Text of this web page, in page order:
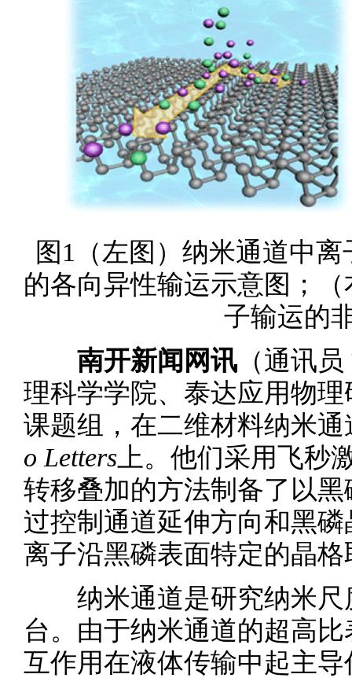
图1（左图）纳米通道中
的各向异性输运示意图；
子输运的
南开新闻网讯 （通讯
理科学学院、泰达应用物
课题组，在二维材料纳米
o Letters 上。他们采用飞秒
转移叠加的方法制备了以
过控制通道延伸方向和黑
离子沿黑磷表面特定的晶
纳米通道是研究纳米尺
台。由于纳米通道的超高
互作用在液体传输中起主